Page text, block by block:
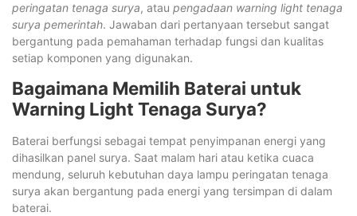
peringatan tenaga surya, atau pengadaan warning light tenaga
surya pemerintah. Jawaban dari pertanyaan tersebut sangat
bergantung pada pemahaman terhadap fungsi dan kualitas
setiap komponen yang digunakan.
Bagaimana Memilih Baterai untuk
Warning Light Tenaga Surya?
Baterai berfungsi sebagai tempat penyimpanan energi yang
dihasilkan panel surya. Saat malam hari atau ketika cuaca
mendung, seluruh kebutuhan daya lampu peringatan tenaga
surya akan bergantung pada energi yang tersimpan di dalam
baterai.